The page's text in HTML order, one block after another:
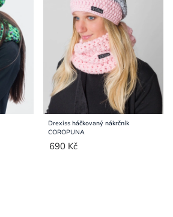
Drexiss háčkovaný nákrčník
COROPUNA
690 Kč